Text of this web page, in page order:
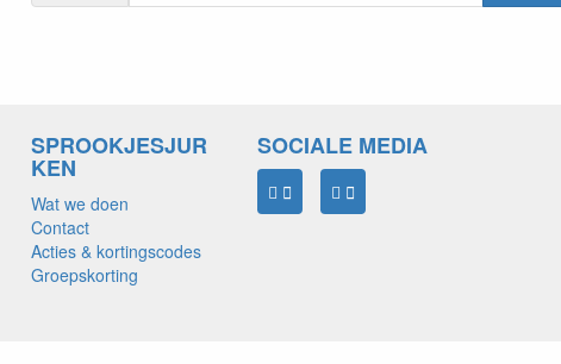
SPROOKJESJUR
KEN
Wat we doen
Contact
Acties & kortingscodes
Groepskorting
SOCIALE MEDIA